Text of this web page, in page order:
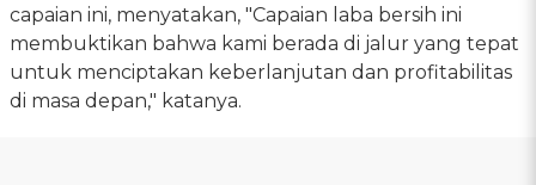
capaian ini, menyatakan, "Capaian laba bersih ini
membuktikan bahwa kami berada di jalur yang tepat
untuk menciptakan keberlanjutan dan profitabilitas
di masa depan," katanya.